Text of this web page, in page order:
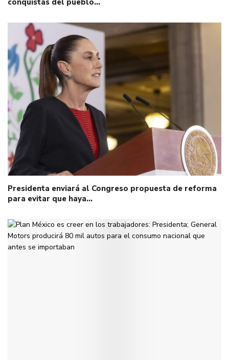
conquistas del pueblo…
Presidenta enviará al Congreso propuesta de reforma
para evitar que haya…